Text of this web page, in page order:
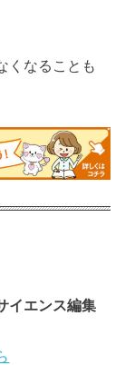
くなることも
イエンス編集